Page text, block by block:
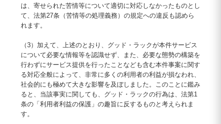
は、寄せられた苦情等について適切に対応しなかったものとし
て、法第27条（苦情等の処理義務）の規定への違反も認めら
れます。
（3）加えて、上述のとおり、グッド・ラックが本件サービス
について必要な情報等を認識せず、また、必要な態勢の構築を
行わずにサービス提供を行ったことなども含む本件事案に関す
る対応全般によって、非常に多くの利用者の利益が損なわれ、
社会的にも極めて大きな影響を及ぼしました。このことに鑑み
ると、当該事実に関しても、グッド・ラックの行為は、法第1
条の「利用者利益の保護」の趣旨に反するものと考えられま
す。